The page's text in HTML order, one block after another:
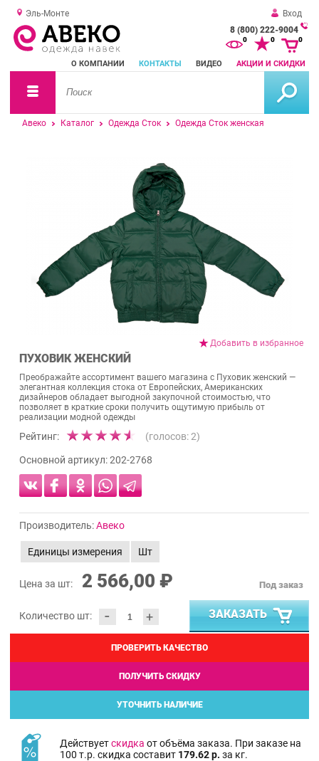
Эль-Монте
Вход
8 (800) 222-9004
О КОМПАНИИ КОНТАКТЫ ВИДЕО АКЦИИ И СКИДКИ
0 0 0
Авеко Каталог Одежда Сток Одежда Сток женская
Добавить в избранное
ПУХОВИК ЖЕНСКИЙ
Преображайте ассортимент вашего магазина с Пуховик женский —
элегантная коллекция стока от Европейских, Американских
дизайнеров обладает выгодной закупочной стоимостью, что
позволяет в краткие сроки получить ощутимую прибыль от
реализации модной одежды
Рейтинг: (голосов:2)
Основной артикул:202-2768
Производитель:Авеко
Единицы измерения Шт
Цена за шт: 2 566,00 ₽
Количество шт: - +
Под заказ
ЗАКАЗАТЬ
ПРОВЕРИТЬ КАЧЕСТВО
ПОЛУЧИТЬ СКИДКУ
УТОЧНИТЬ НАЛИЧИЕ
Действуетскидка от объёма заказа. При заказе на
100 т.р. скидка составит 179.62 р. за кг.